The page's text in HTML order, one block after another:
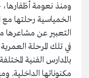
ومنذ نعومة
الخمياسية رحلتها
في تلك المرحلة
بالمدارس الفنية
مكنوناتها